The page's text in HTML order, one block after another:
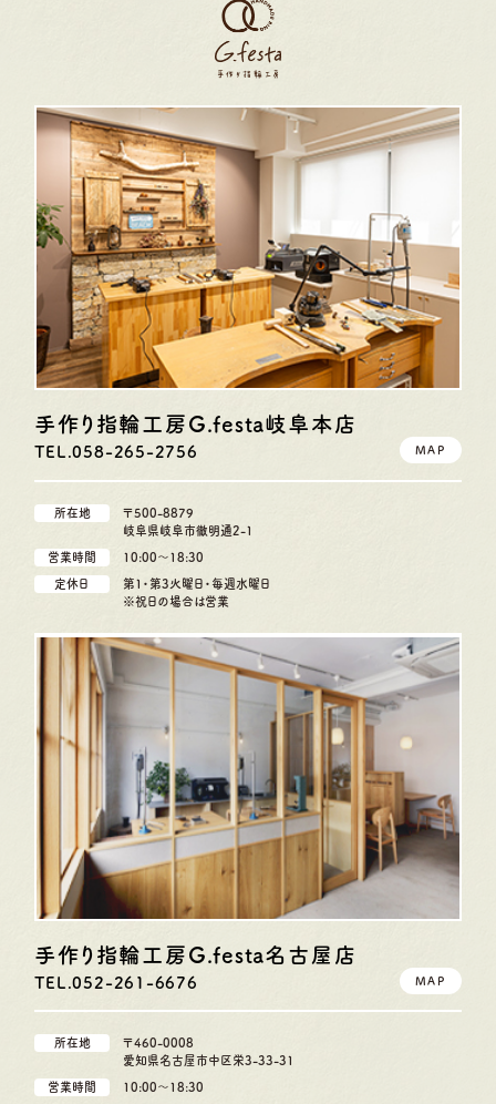
手作り指輪工房G.festa岐阜本店
TEL.058-265-2756 MAP
所在地
〒500-8879
岐阜県岐阜市徹明通2-1
営業時間 10:00〜18:30
定休日
第1・第3火曜日・毎週水曜日
※祝日の場合は営業
手作り指輪工房G.festa名古屋店
TEL.052-261-6676 MAP
所在地
〒460-0008
愛知県名古屋市中区栄3-33-31
営業時間 10:00〜18:30